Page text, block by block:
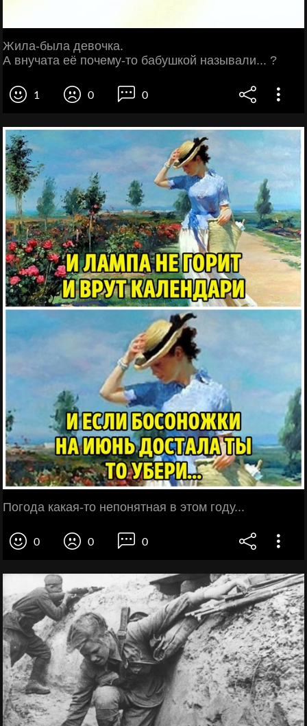
Жила-была девочка.
А внучата её почему-то бабушкой называли... ?
1 0 0
Погода какая-то непонятная в этом году...
0 0 0